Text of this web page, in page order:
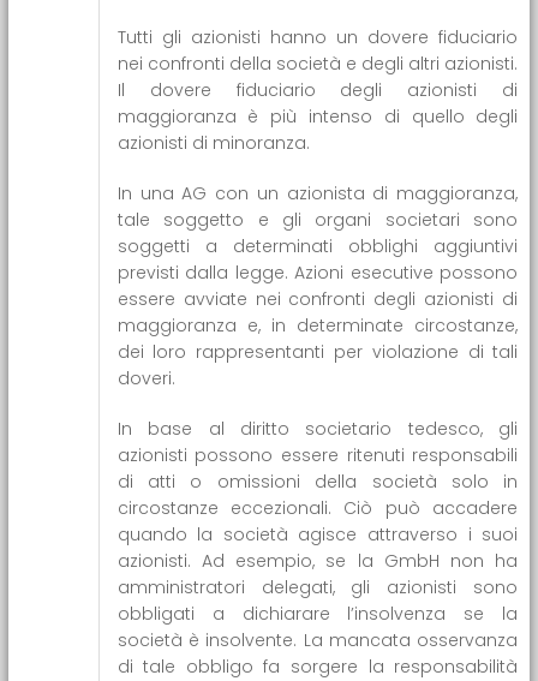
Tutti gli azionisti hanno un dovere fiduciario
nei confronti della società e degli altri azionisti.
Il dovere fiduciario degli azionisti di
maggioranza è più intenso di quello degli
azionisti di minoranza.
In una AG con un azionista di maggioranza,
tale soggetto e gli organi societari sono
soggetti a determinati obblighi aggiuntivi
previsti dalla legge. Azioni esecutive possono
essere avviate nei confronti degli azionisti di
maggioranza e, in determinate circostanze,
dei loro rappresentanti per violazione di tali
doveri.
In base al diritto societario tedesco, gli
azionisti possono essere ritenuti responsabili
di atti o omissioni della società solo in
circostanze eccezionali. Ciò può accadere
quando la società agisce attraverso i suoi
azionisti. Ad esempio, se la GmbH non ha
amministratori delegati, gli azionisti sono
obbligati a dichiarare l’insolvenza se la
società è insolvente. La mancata osservanza
di tale obbligo fa sorgere la responsabilità